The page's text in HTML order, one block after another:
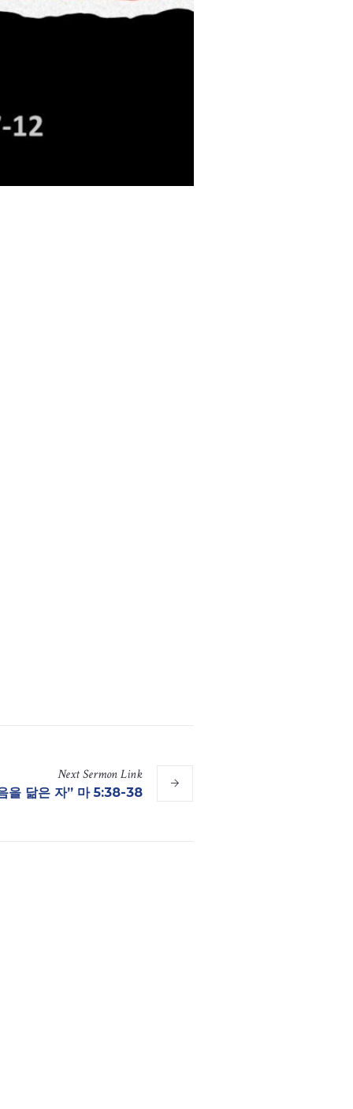
NextSermonLink
을 닮은 자” 마 5:38-38